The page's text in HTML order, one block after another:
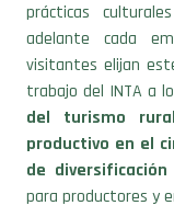
prácticas
adelante cada
visitantes elijan
trabajo del INTA a
del turismo
productivo en el
de
para productores y